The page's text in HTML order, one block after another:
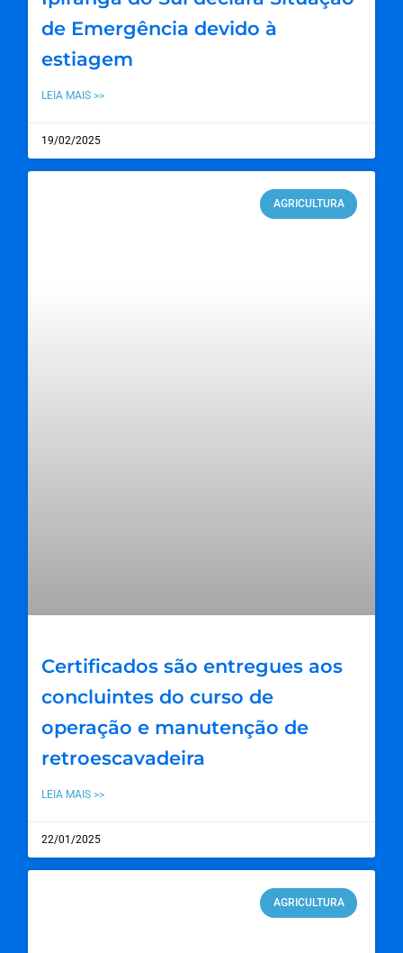
de Emergência devido à
estiagem
LEIA MAIS >>
19/02/2025
AGRICULTURA
Certificados são entregues aos
concluintes do curso de
operação e manutenção de
retroescavadeira
LEIA MAIS >>
22/01/2025
AGRICULTURA